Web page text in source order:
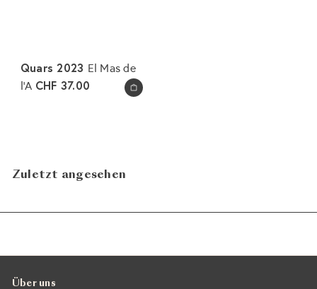
In den Warenkorb legen
Quars 2023 El Mas de
l'A CHF 37.00
Zuletzt angesehen
Über uns